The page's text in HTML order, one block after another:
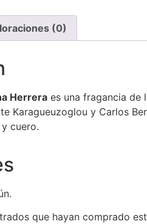
(0)
Herrera es una fragancia de
Karagueuzoglou y Carlos
cuero.
que hayan comprado